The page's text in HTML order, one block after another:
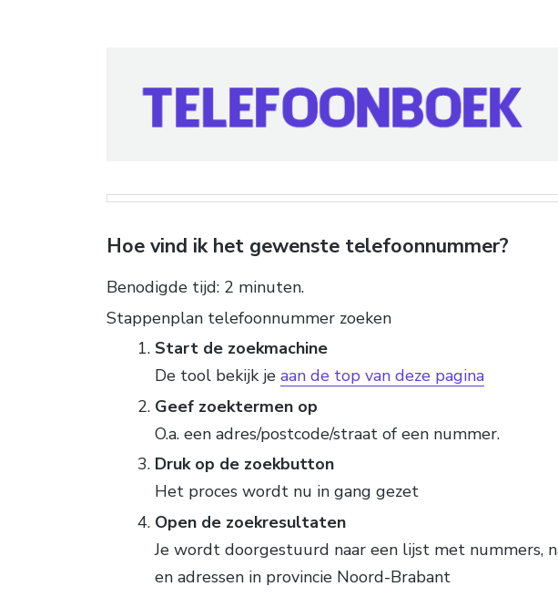
Hoe vind ik het gewenste telefoonnummer?
Benodigde tijd: 2 minuten.
Stappenplan telefoonnummer zoeken
Start de zoekmachine
De tool bekijk je aan de top van deze pagina
Geef zoektermen op
O.a. een adres/postcode/straat of een nummer.
Druk op de zoekbutton
Het proces wordt nu in gang gezet
Open de zoekresultaten
Je wordt doorgestuurd naar een lijst met nummers,
en adressen in provincie Noord-Brabant